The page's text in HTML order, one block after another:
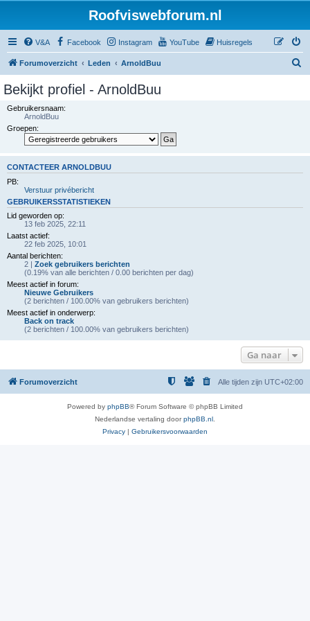
Roofviswebforum.nl
V&A Facebook Instagram YouTube Huisregels
Forumoverzicht Leden ArnoldBuu
Bekijkt profiel - ArnoldBuu
Gebruikersnaam:
ArnoldBuu
Groepen:
CONTACTEER ARNOLDBUU
PB:
Verstuur privébericht
GEBRUIKERSSTATISTIEKEN
Lid geworden op:
13 feb 2025, 22:11
Laatst actief:
22 feb 2025, 10:01
Aantal berichten:
2 | Zoek gebruikers berichten
(0.19% van alle berichten / 0.00 berichten per dag)
Meest actief in forum:
Nieuwe Gebruikers
(2 berichten / 100.00% van gebruikers berichten)
Meest actief in onderwerp:
Back on track
(2 berichten / 100.00% van gebruikers berichten)
Ga naar
Forumoverzicht Alle tijden zijn UTC+02:00
Powered by phpBB® Forum Software © phpBB Limited
Nederlandse vertaling doorphpBB.nl
Privacy | Gebruikersvoorwaarden